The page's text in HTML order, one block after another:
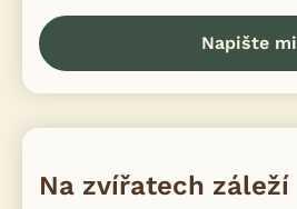
Napište mi
Na zvířatech záleží